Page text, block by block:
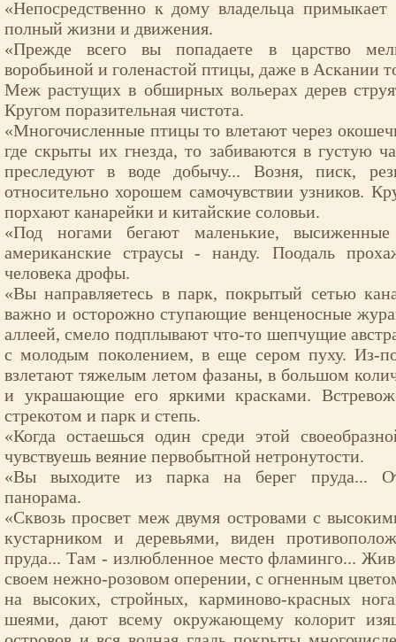
«Непосредственно к дому владельца
полный жизни и движения.
«Прежде всего вы попадаете в царство
воробьиной и голенастой птицы, даже в Аскании
Меж растущих в обширных вольерах дерев
Кругом поразительная чистота.
«Многочисленные птицы то влетают через
где скрыты их гнезда, то забиваются в густую
преследуют в воде добычу... Возня, писк,
относительно хорошем самочувствии узников.
порхают канарейки и китайские соловьи.
«Под ногами бегают маленькие,
американские страусы - нанду. Поодаль
человека дрофы.
«Вы направляетесь в парк, покрытый сетью
важно и осторожно ступающие венценосные
аллеей, смело подплывают что-то шепчущие
с молодым поколением, в еще сером пуху. Из-
взлетают тяжелым летом фазаны, в большом
и украшающие его яркими красками.
стрекотом и парк и степь.
«Когда остаешься один среди этой
чувствуешь веяние первобытной нетронутости.
«Вы выходите из парка на берег пруда...
панорама.
«Сквозь просвет меж двумя островами с
кустарником и деревьями, виден
пруда... Там - излюбленное место фламинго...
своем нежно-розовом оперении, с огненным
на высоких, стройных, карминово-красных
шеями, дают всему окружающему колорит